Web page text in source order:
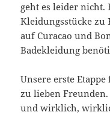
geht es leider nicht.
Kleidungsstücke zu
auf Curacao und
Badekleidung
Unsere erste
zu lieben
und wirklich,